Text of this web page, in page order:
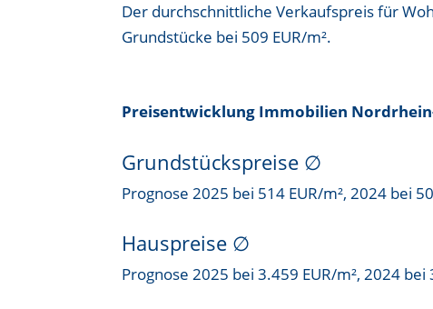
Der durchschnittliche Verkaufspreis für
Grundstücke bei 509 EUR/m².
Preisentwicklung Immobilien
Grundstückspreise ∅
Prognose 2025 bei 514 EUR/m², 2024 bei
Hauspreise ∅
Prognose 2025 bei 3.459 EUR/m², 2024